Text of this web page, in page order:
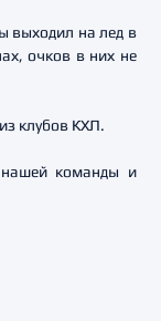
выходил на лед в
очков в них не
клубов КХЛ.
нашей команды и